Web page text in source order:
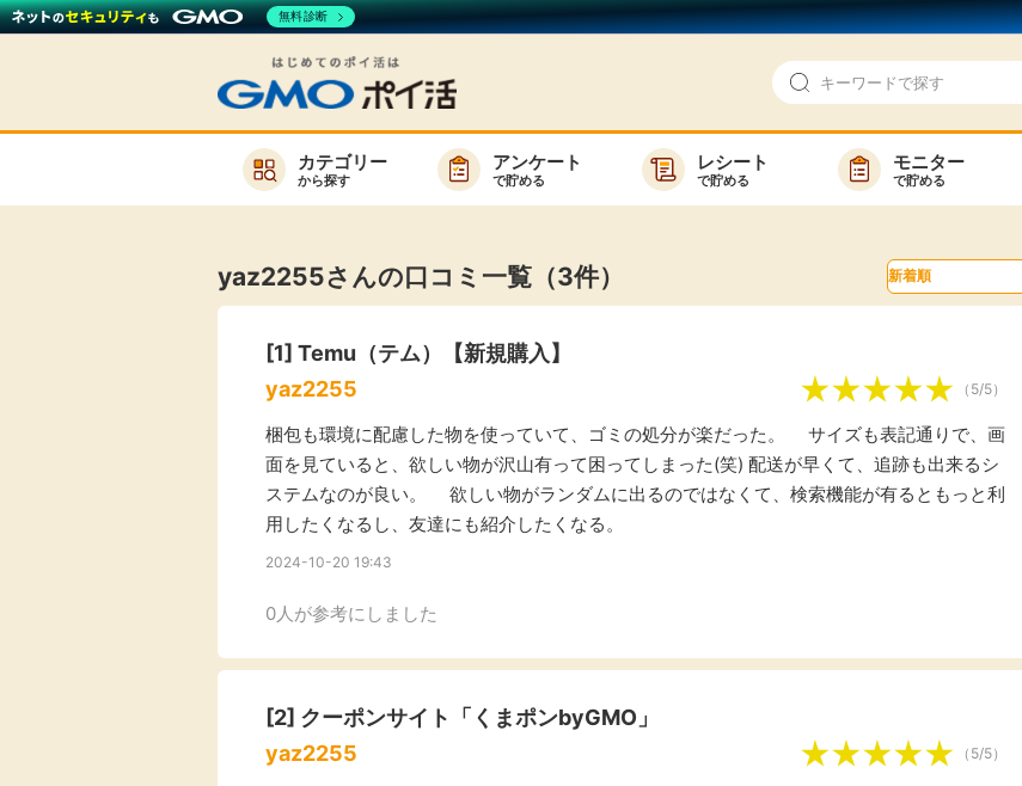
お知らせ
高還元
無料
ゲーム
買い物
モニター
お友達紹介
ポイ活お得情報
GMOポイ活の使い方
カテゴリー
から探す
アンケート
で貯める
レシート
で貯める
モニター
で貯める
キーワードで検索
楽天サービス一覧
Rakuten Fashion
購入額の3.5%P
お得情報
yaz2255さんの口コミ一覧（3件）
[1] Temu（テム）【新規購入】
yaz2255
（5/5）
梱包も環境に配慮した物を使っていて、ゴミの処分が楽だった。 サイズも表記通りで、画
面を見ていると、欲しい物が沢山有って困ってしまった(笑) 配送が早くて、追跡も出来るシ
ステムなのが良い。 欲しい物がランダムに出るのではなくて、検索機能が有るともっと利
用したくなるし、友達にも紹介したくなる。
2024-10-20 19:43
0人が参考にしました
[2] クーポンサイト「くまポンbyGMO」
yaz2255
（5/5）
無料診断